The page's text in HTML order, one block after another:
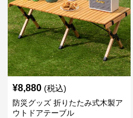
¥8,880 (税込)
防災グッズ 折りたたみ式木製ア
ウトドアテーブル